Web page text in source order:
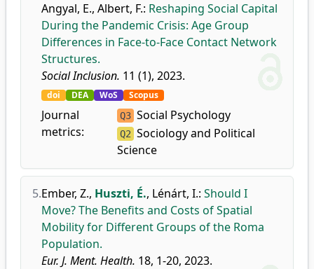
Angyal, E., Albert, F.: Reshaping Social Capital
During the Pandemic Crisis: Age Group
Differences in Face-to-Face Contact Network
Structures.
Social Inclusion. 11 (1), 2023.
doi DEA WoS Scopus
Journal
metrics:
Q3 Social Psychology
Q2 Sociology and Political
Science
5.Ember, Z., Huszti, É., Lénárt, I.: Should I
Move? The Benefits and Costs of Spatial
Mobility for Different Groups of the Roma
Population.
Eur. J. Ment. Health. 18, 1-20, 2023.